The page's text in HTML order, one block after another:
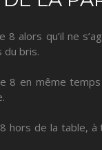
8 alors qu’il ne
du bris.
8 en même
hors de la table, à